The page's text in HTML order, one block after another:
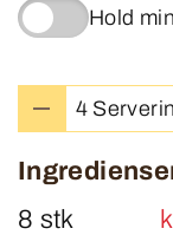
Hold
4
8 stk